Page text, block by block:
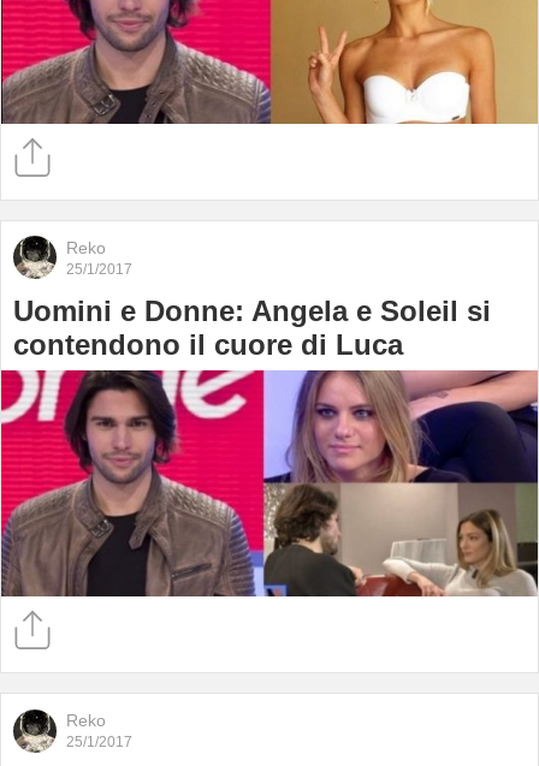
Reko
25/1/2017
Uomini e Donne: Angela e Soleil si
contendono il cuore di Luca
Reko
25/1/2017